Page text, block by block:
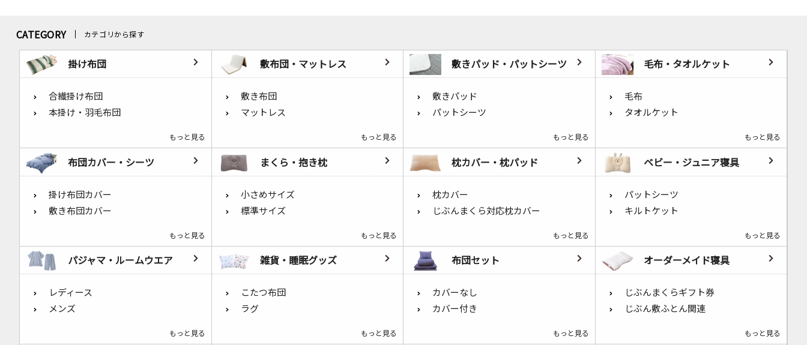
CATEGORY カテゴリから探す
掛け布団
合繊掛け布団
本掛け・羽毛布団
もっと見る
敷布団・マットレス
敷き布団
マットレス
もっと見る
敷きパッド・パットシーツ
敷きパッド
パットシーツ
もっと見る
毛布・タオルケット
毛布
タオルケット
もっと見る
布団カバー・シーツ
掛け布団カバー
敷き布団カバー
もっと見る
まくら・抱き枕
小さめサイズ
標準サイズ
もっと見る
枕カバー・枕パッド
枕カバー
じぶんまくら対応枕カバー
もっと見る
ベビー・ジュニア寝具
パットシーツ
キルトケット
もっと見る
パジャマ・ルームウエア
レディース
メンズ
もっと見る
雑貨・睡眠グッズ
こたつ布団
ラグ
もっと見る
布団セット
カバーなし
カバー付き
もっと見る
オーダーメイド寝具
じぶんまくらギフト券
じぶん敷ふとん関連
もっと見る